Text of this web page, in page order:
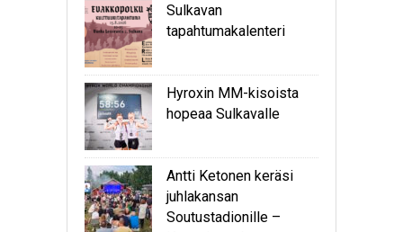
Sulkavan
tapahtumakalenteri
Hyroxin MM-kisoista
hopeaa Sulkavalle
Antti Ketonen keräsi
juhlakansan
Soutustadionille –